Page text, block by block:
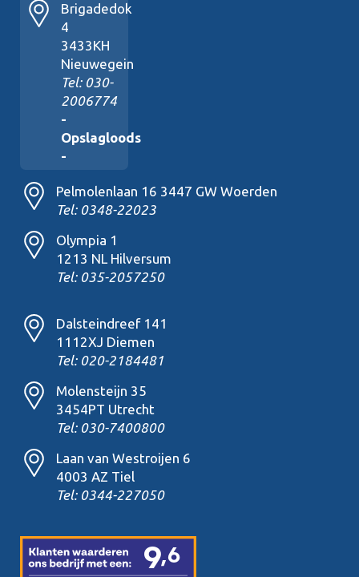
Brigadedok
4
3433KH
Nieuwegein
Tel: 030-
2006774
-
Opslagloods
-
Pelmolenlaan 16 3447 GW Woerden
Tel: 0348-22023
Olympia 1
1213 NL Hilversum
Tel: 035-2057250
Dalsteindreef 141
1112XJ Diemen
Tel: 020-2184481
Molensteijn 35
3454PT Utrecht
Tel: 030-7400800
Laan van Westroijen 6
4003 AZ Tiel
Tel: 0344-227050